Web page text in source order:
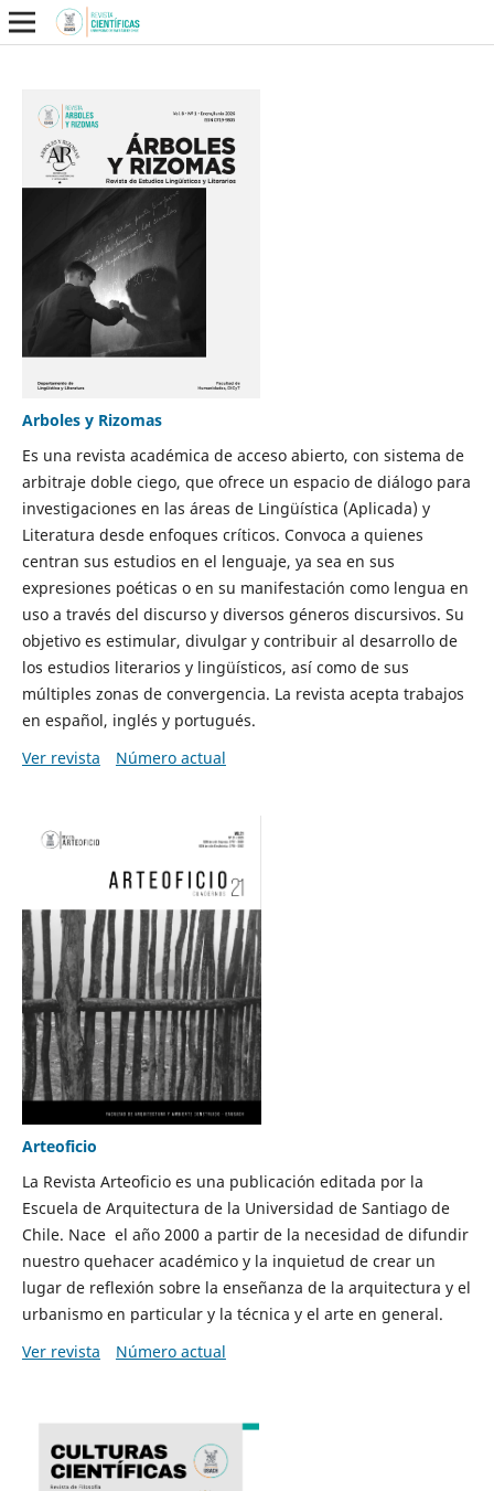
Arboles y Rizomas
Es una revista académica de acceso abierto, con sistema de
arbitraje doble ciego, que ofrece un espacio de diálogo para
investigaciones en las áreas de Lingüística (Aplicada) y
Literatura desde enfoques críticos. Convoca a quienes
centran sus estudios en el lenguaje, ya sea en sus
expresiones poéticas o en su manifestación como lengua en
uso a través del discurso y diversos géneros discursivos. Su
objetivo es estimular, divulgar y contribuir al desarrollo de
los estudios literarios y lingüísticos, así como de sus
múltiples zonas de convergencia. La revista acepta trabajos
en español, inglés y portugués.
Ver revista
Número actual
Arteoficio
La Revista Arteoficio es una publicación editada por la
Escuela de Arquitectura de la Universidad de Santiago de
Chile. Nace el año 2000 a partir de la necesidad de difundir
nuestro quehacer académico y la inquietud de crear un
lugar de reflexión sobre la enseñanza de la arquitectura y el
urbanismo en particular y la técnica y el arte en general.
Ver revista
Número actual